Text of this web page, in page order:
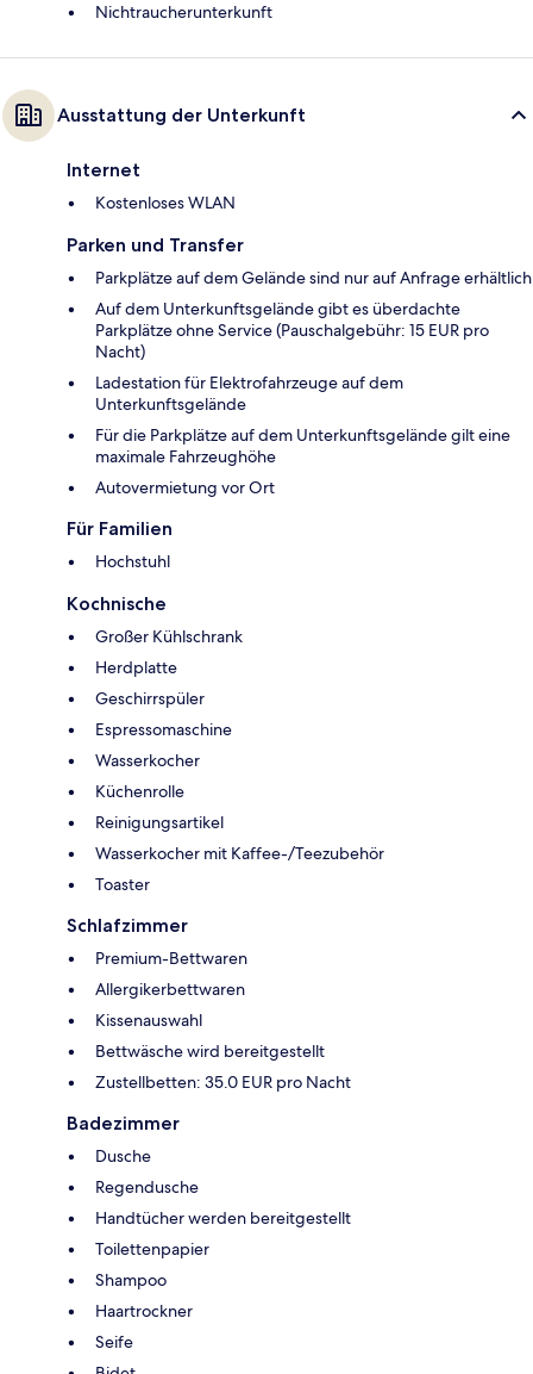
Nichtraucherunterkunft
Ausstattung der Unterkunft
Internet
Kostenloses WLAN
Parken und Transfer
Parkplätze auf dem Gelände sind nur auf Anfrage erhältlich
Auf dem Unterkunftsgelände gibt es überdachte
Parkplätze ohne Service (Pauschalgebühr: 15 EUR pro
Nacht)
Ladestation für Elektrofahrzeuge auf dem
Unterkunftsgelände
Für die Parkplätze auf dem Unterkunftsgelände gilt eine
maximale Fahrzeughöhe
Autovermietung vor Ort
Für Familien
Hochstuhl
Kochnische
Großer Kühlschrank
Herdplatte
Geschirrspüler
Espressomaschine
Wasserkocher
Küchenrolle
Reinigungsartikel
Wasserkocher mit Kaffee-/Teezubehör
Toaster
Schlafzimmer
Premium-Bettwaren
Allergikerbettwaren
Kissenauswahl
Bettwäsche wird bereitgestellt
Zustellbetten: 35.0 EUR pro Nacht
Badezimmer
Dusche
Regendusche
Handtücher werden bereitgestellt
Toilettenpapier
Shampoo
Haartrockner
Seife